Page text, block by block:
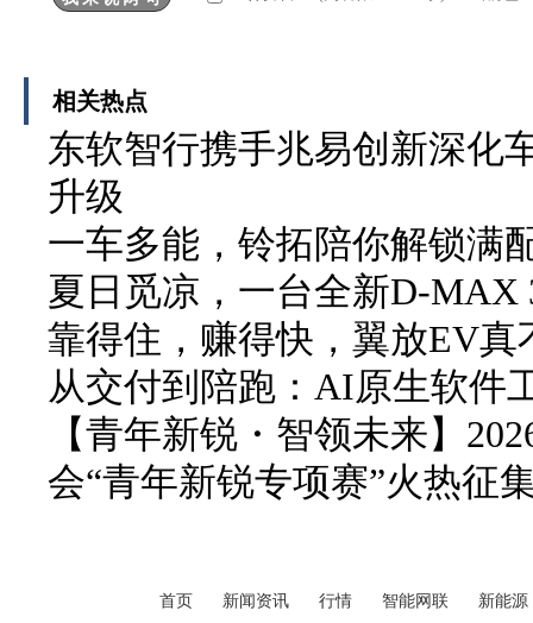
相关热点
东软智行携手兆易创新深化
升级
一车多能，铃拓陪你解锁满
夏日觅凉，一台全新D-MAX
靠得住，赚得快，翼放EV真
从交付到陪跑：AI原生软件
【青年新锐・智领未来】
会“青年新锐专项赛”火热征
首页 新闻资讯 行情 智能网联 新能源